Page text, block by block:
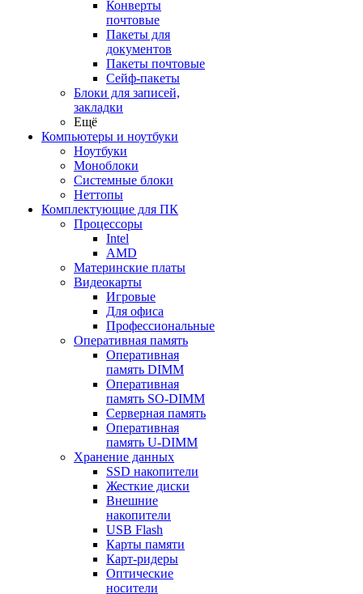
Конверты
почтовые
Пакеты для
документов
Пакеты почтовые
Сейф-пакеты
Блоки для записей,
закладки
Ещё
Компьютеры и ноутбуки
Ноутбуки
Моноблоки
Системные блоки
Неттопы
Комплектующие для ПК
Процессоры
Intel
AMD
Материнские платы
Видеокарты
Игровые
Для офиса
Профессиональные
Оперативная память
Оперативная
память DIMM
Оперативная
память SO-DIMM
Серверная память
Оперативная
память U-DIMM
Хранение данных
SSD накопители
Жесткие диски
Внешние
накопители
USB Flash
Карты памяти
Карт-ридеры
Оптические
носители